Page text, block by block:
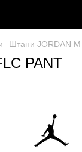
Штани JORDAN
PANT